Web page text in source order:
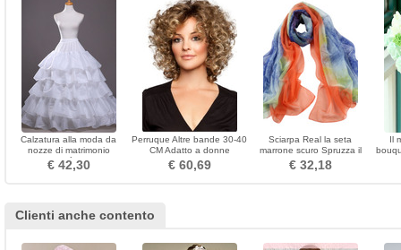
Calzatura alla moda da
nozze di matrimonio
Expand Taffetà di poliestere
€ 42,30
Perruque Altre bande 30-40
CM Adatto a donne
Materiale ad alta
temperatura
€ 60,69
Sciarpa Real la seta
marrone scuro Spruzza il
fiore estate lunga allungata
€ 32,18
Il
Clienti anche contento